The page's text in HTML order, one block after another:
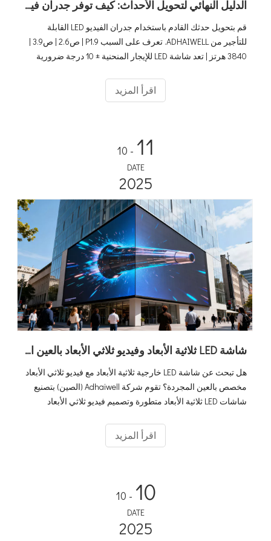
الدليل النهائي لتحويل الأحداث: كيف توفر جدران فيديو LED للإيجار المعيارية من ADHAIWELL مرئيات لا تُنسى
قم بتحويل حدثك القادم باستخدام جدران الفيديو LED القابلة
للتأجير من ADHAIWELL. تعرف على السبب P1.9 | ص2.6 | ص3.9 |
3840 هرتز | تعد شاشة LED للإيجار المنحنية ± 10 درجة ضرورية
اقرأ المزيد
11
- 10
DATE
2025
شاشة LED ثلاثية الأبعاد وفيديو ثلاثي الأبعاد بالعين المجردة: دليل المشتري النهائي + أفضل الحلول في الصين
هل تبحث عن شاشة LED خارجية ثلاثية الأبعاد مع فيديو ثلاثي الأبعاد
مخصص بالعين المجردة؟ تقوم شركة Adhaiwell (الصين) بتصنيع
شاشات LED ثلاثية الأبعاد متطورة وتصميم فيديو ثلاثي الأبعاد
اقرأ المزيد
10
- 10
DATE
2025